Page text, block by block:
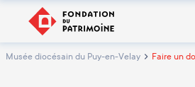
Musée diocésain du Puy-en-Velay Faire un